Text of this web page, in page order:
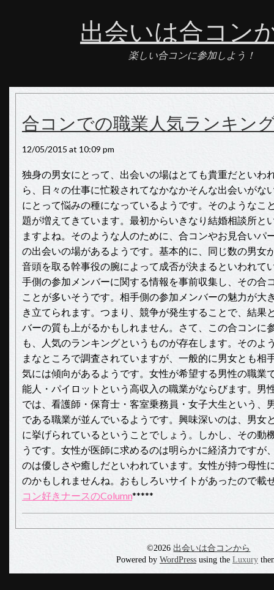
出会いは合コン
楽しい合コンに参加しよう！
合コンでの職業人気ランキン
12/05/2015 at 10:09 pm
独身の男女にとって、出会いの場はとても貴重だといわ
ら、日々の仕事に忙殺されてなかなかそんな出会いがな
にとって悩みの種になっているようです。そのようなこ
題が増えてきています。最初からいきなり結婚相談所と
ますよね。そのような人のために、合コンやお見合いパ
の出会いの場があるようです。基本的に、同じ数の男女
音頭を取る幹事役の腕によって成否が決まるといわれて
手側の参加メンバーに関する情報を事前収集し、その合
ことが多いそうです。相手側の参加メンバーの魅力が大
き立てられます。つまり、競争が発生することで、結果
バーの質も上がるかもしれません。さて、この合コンに
も、人気のランキングというものが存在します。そのよ
まなところで調査されていますが、一般的に男女とも相
気には傾向があるようです。女性が希望する男性の職業
能人・パイロットという高収入の職業がならびます。男
では、看護師・保育士・客室乗務員・女子大生という、
である職業が並んでいるようです。興味深いのは、男女
に挙げられているということでしょう。しかし、その動
うです。女性が医師に求めるのは明らかに経済力ですが
のは優しさや癒しだといわれています。女性が持つ母性
のかもしれませんね。おもしろいサイトがあったので載
コン好きナースのColumn*****
©2026 出会いは合コンから
Powered by WordPress using the Luxury